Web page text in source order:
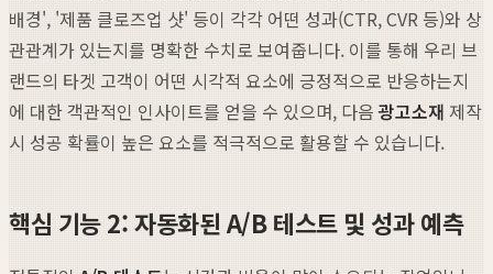
배경', '제품 클로즈업 샷' 등이 각각 어떤 성과(CTR, CVR 등)와 상
관관계가 있는지를 명확한 수치로 보여줍니다. 이를 통해 우리 브
랜드의 타겟 고객이 어떤 시각적 요소에 긍정적으로 반응하는지
에 대한 객관적인 인사이트를 얻을 수 있으며, 다음광고소재 제작
시 성공 확률이 높은 요소를 적극적으로 활용할 수 있습니다.
핵심 기능 2: 자동화된 A/B 테스트 및 성과 예측